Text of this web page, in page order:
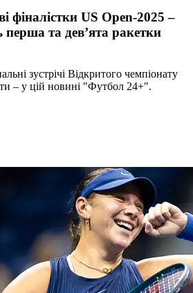
фіналістки US Open-2025 –
перша та дев’ята ракетки
зустрічі Відкритого чемпіонату
– у цій новині "Футбол 24+".